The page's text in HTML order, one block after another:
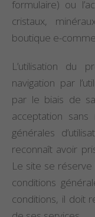
formulaire) ou
cristaux,
boutique e-
L’utilisation du
navigation par
par le biais de
acceptation
générales
reconnaît avoir
Le site se
conditions
conditions, il doit